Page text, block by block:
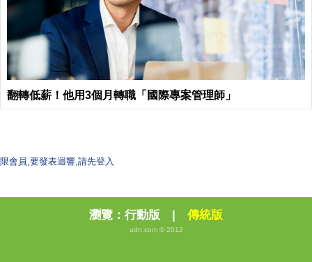
翻轉低薪！他用3個月轉職「國際專案管理師」
限會員,要發表迴響,請先登入
瀏覽： 行動版 | 傳統版
udn.com © 2012